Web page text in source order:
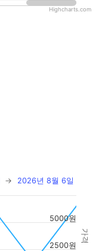
Highcharts.com
가격
→ 2026년 8월 6일
2500원
5000원